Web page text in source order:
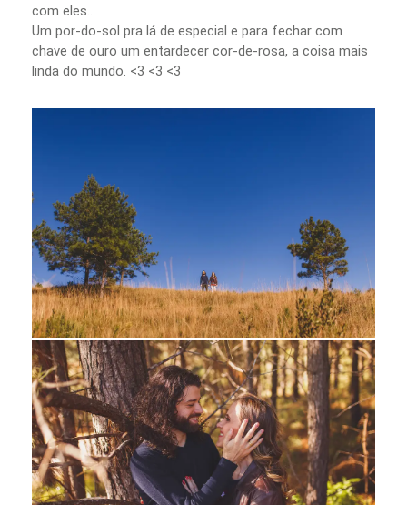
com eles...
Um por-do-sol pra lá de especial e para fechar com
chave de ouro um entardecer cor-de-rosa, a coisa mais
linda do mundo. <3 <3 <3